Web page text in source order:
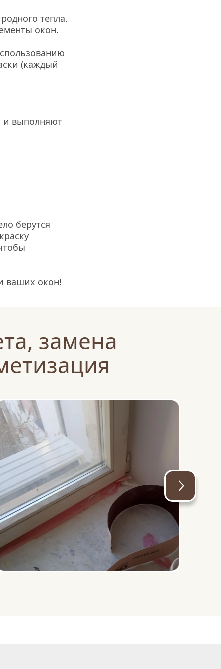
тепла.
окон.
(каждый
и выполняют
берутся
ваших окон!
замена